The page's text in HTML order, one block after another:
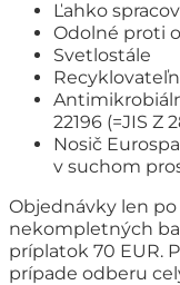
Ľahko
Odolné proti
Svetlostále
22196 (=JIS Z
Nosič
v suchom
Objednávky len
nekompletných
príplatok 70 EUR.
prípade odberu